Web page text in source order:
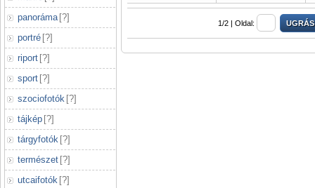
panoráma [?]
portré [?]
riport [?]
sport [?]
szociofotók [?]
tájkép [?]
tárgyfotók [?]
természet [?]
utcaifotók [?]
1/2 | Oldal: